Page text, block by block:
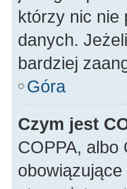
którzy nic nie
danych.
bardziej
Góra
Czym jest
COPPA, albo